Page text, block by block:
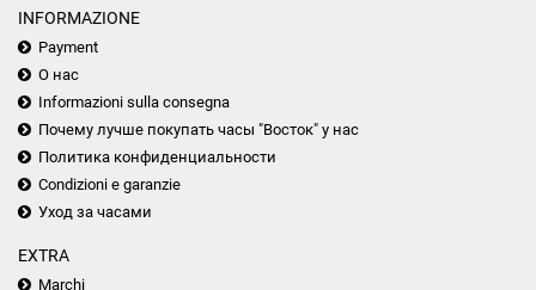
INFORMAZIONE
Payment
О нас
Informazioni sulla consegna
Почему лучше покупать часы "Восток" у нас
Политика конфиденциальности
Condizioni e garanzie
Уход за часами
EXTRA
Marchi